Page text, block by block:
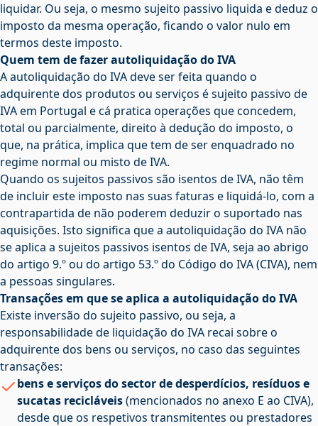
liquidar. Ou seja, o mesmo sujeito passivo liquida e deduz o
imposto da mesma operação, ficando o valor nulo em
termos deste imposto.
Quem tem de fazer autoliquidação do IVA
A autoliquidação do IVA deve ser feita quando o
adquirente dos produtos ou serviços é sujeito passivo de
IVA em Portugal e cá pratica operações que concedem,
total ou parcialmente, direito à dedução do imposto, o
que, na prática, implica que tem de ser enquadrado no
regime normal ou misto de IVA.
Quando os sujeitos passivos são isentos de IVA, não têm
de incluir este imposto nas suas faturas e liquidá-lo, com a
contrapartida de não poderem deduzir o suportado nas
aquisições. Isto significa que a autoliquidação do IVA não
se aplica a sujeitos passivos isentos de IVA, seja ao abrigo
do artigo 9.º ou do artigo 53.º do Código do IVA(CIVA), nem
a pessoas singulares.
Transações em que se aplica a autoliquidação do IVA
Existe inversão do sujeito passivo, ou seja, a
responsabilidade de liquidação do IVA recai sobre o
adquirente dos bens ou serviços, no caso das seguintes
transações:
bens e serviços do sector de desperdícios, resíduos e
sucatas recicláveis(mencionados no anexo E ao CIVA),
desde que os respetivos transmitentes ou prestadores